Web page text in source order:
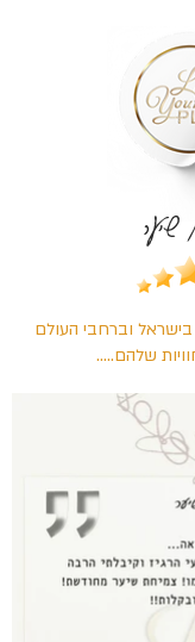
בישראל וברחבי העולם
שלהם.....